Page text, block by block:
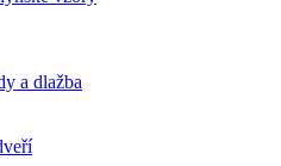
a dlažba